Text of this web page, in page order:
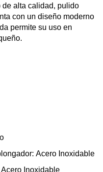
de alta calidad, pulido
con un diseño moderno
permite su uso en
.
Acero Inoxidable
Inoxidable